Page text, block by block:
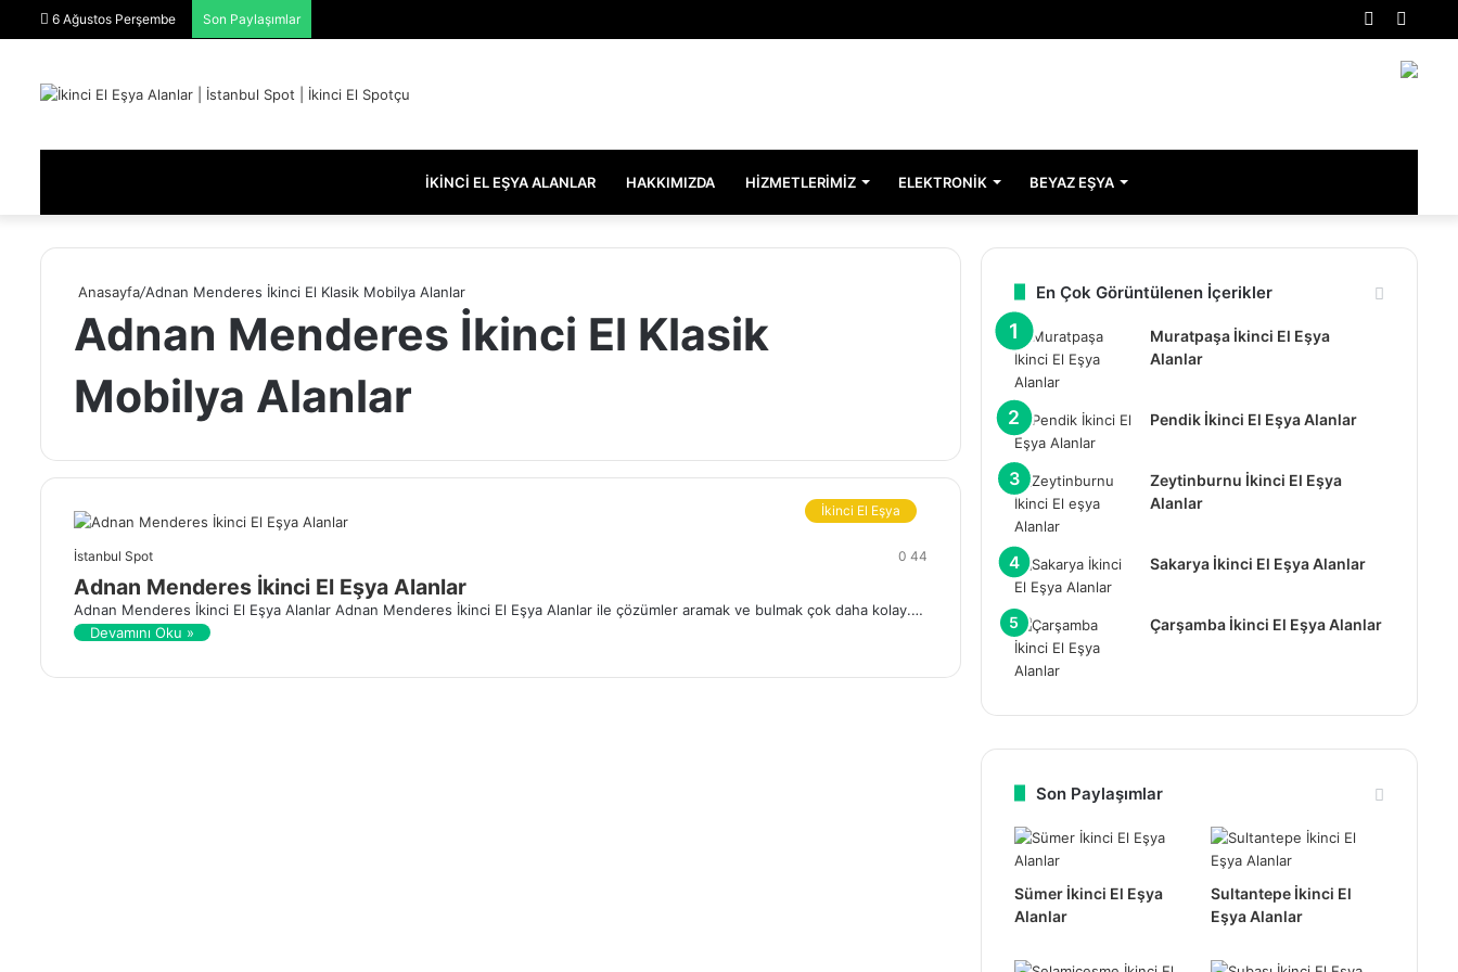
6 Ağustos Perşembe Son Paylaşımlar
Rastgele
Makale
İKINCI EL EŞYA ALANLAR HAKKIMIZDA HIZMETLERIMIZ ELEKTRONIK BEYAZ EŞYA
Anasayfa/Adnan Menderes İkinci El Klasik Mobilya Alanlar
Adnan Menderes İkinci El Klasik
Mobilya Alanlar
İkinci El Eşya
İstanbul Spot 0 44
Adnan Menderes İkinci El Eşya Alanlar
Adnan Menderes İkinci El Eşya Alanlar Adnan Menderes İkinci El Eşya Alanlar ile çözümler aramak ve bulmak çok daha kolay.…
Devamını Oku »
En Çok Görüntülenen İçerikler
Muratpaşa İkinci El Eşya
Alanlar
Pendik İkinci El Eşya Alanlar
Zeytinburnu İkinci El Eşya
Alanlar
Sakarya İkinci El Eşya Alanlar
Çarşamba İkinci El Eşya Alanlar
Son Paylaşımlar
Sümer İkinci El Eşya
Alanlar
Sultantepe İkinci El
Eşya Alanlar